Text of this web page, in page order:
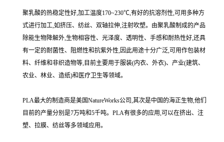
聚乳酸的热稳定性好,加工温度170~230℃,有好的抗溶剂性,可用多种方
式进行加工,如挤压、纺丝、双轴拉伸,注射吹塑。由聚乳酸制成的产品
除能生物降解外,生物相容性、光泽度、透明性、手感和耐热性好,还具
有一定的耐菌性、阻燃性和抗紫外性,因此用途十分广泛,可用作包装材
料、纤维和非织造物等,目前主要用于服装(内衣、外衣)、产业(建筑、
农业、林业、造纸)和医疗卫生等领域。
PLA最大的制造商是美国NatureWorks公司,其次是中国的海正生物,他们
目前的产量分别是7万吨和5千吨。PLA有很多的应用,可以在挤出、注
塑、拉膜、纺丝等多领域应用。